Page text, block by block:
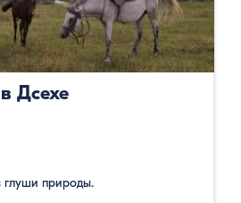
Дсехе
глуши природы.